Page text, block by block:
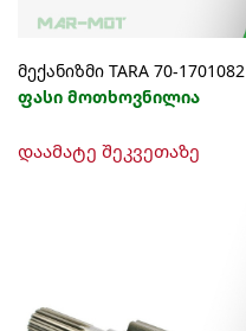
მექანიზმი TARA 70-1701082
ფასი მოთხოვნილია
დაამატე შეკვეთაზე